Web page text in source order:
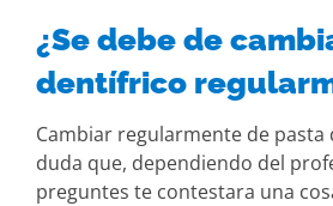
¿Se debe de
dentífrico
Cambiar regularmente de pasta
duda que, dependiendo del
preguntes te contestara una